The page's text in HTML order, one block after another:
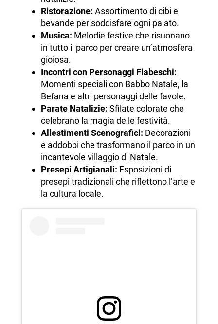
Ristorazione: Assortimento di cibi e
bevande per soddisfare ogni palato.
Musica: Melodie festive che risuonano
in tutto il parco per creare un’atmosfera
gioiosa.
Incontri con Personaggi Fiabeschi:
Momenti speciali con Babbo Natale, la
Befana e altri personaggi delle favole.
Parate Natalizie: Sfilate colorate che
celebrano la magia delle festività.
Allestimenti Scenografici: Decorazioni
e addobbi che trasformano il parco in un
incantevole villaggio di Natale.
Presepi Artigianali: Esposizioni di
presepi tradizionali che riflettono l’arte e
la cultura locale.